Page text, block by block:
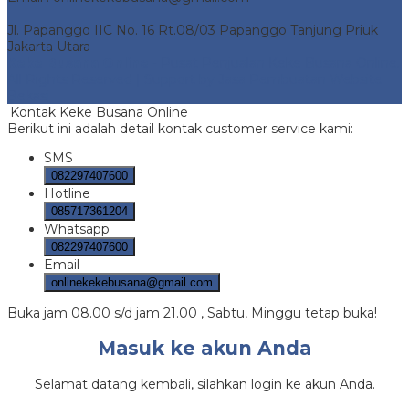
Jl. Papanggo IIC No. 16 Rt.08/03 Papanggo Tanjung Priuk
Jakarta Utara
Kontak Keke Busana Online
Berikut ini adalah detail kontak customer service kami:
SMS
082297407600
Hotline
085717361204
Whatsapp
082297407600
Email
onlinekekebusana@gmail.com
Buka jam 08.00 s/d jam 21.00 , Sabtu, Minggu tetap buka!
Masuk ke akun Anda
Selamat datang kembali, silahkan login ke akun Anda.